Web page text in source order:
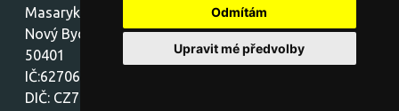
Odmítám
Upravit mé předvolby
Masarykovo náměstí 1459
Nový Bydžov
50401
IČ:62706772
DIČ: CZ7712300772